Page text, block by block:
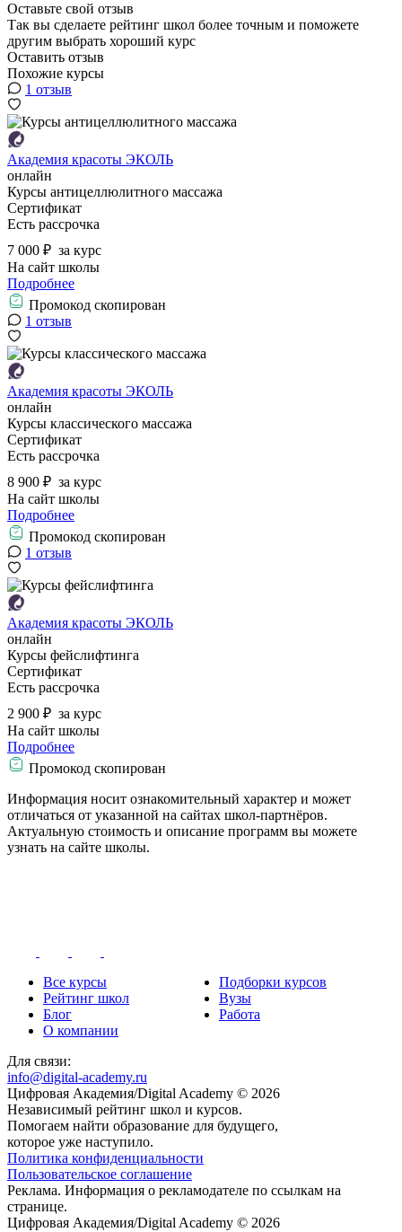
Оставьте свой отзыв
Так вы сделаете рейтинг школ более точным и поможете
другим выбрать хороший курс
Оставить отзыв
Похожие курсы
1 отзыв
Академия красоты ЭКОЛЬ
онлайн
Курсы антицеллюлитного массажа
Сертификат
Есть рассрочка
7 000 ₽ за курс
На сайт школы
Подробнее
Промокод скопирован
1 отзыв
Академия красоты ЭКОЛЬ
онлайн
Курсы классического массажа
Сертификат
Есть рассрочка
8 900 ₽ за курс
На сайт школы
Подробнее
Промокод скопирован
1 отзыв
Академия красоты ЭКОЛЬ
онлайн
Курсы фейслифтинга
Сертификат
Есть рассрочка
2 900 ₽ за курс
На сайт школы
Подробнее
Промокод скопирован
Информация носит ознакомительный характер и может
отличаться от указанной на сайтах школ-партнёров.
Актуальную стоимость и описание программ вы можете
узнать на сайте школы.
Все курсы
Подборки курсов
Рейтинг школ
Вузы
Блог
Работа
О компании
Для связи:
info@digital-academy.ru
Цифровая Академия/Digital Academy © 2026
Независимый рейтинг школ и курсов.
Помогаем найти образование для будущего,
которое уже наступило.
Политика конфиденциальности
Пользовательское соглашение
Реклама. Информация о рекламодателе по ссылкам на
странице.
Цифровая Академия/Digital Academy © 2026